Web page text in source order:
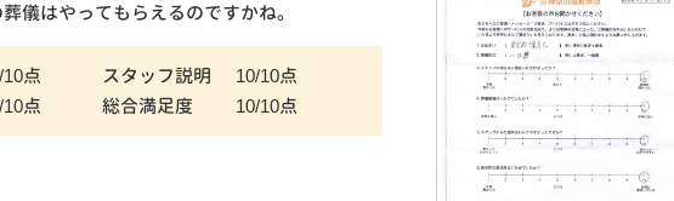
儀はやってもらえるのですかね。
点 スタッフ説明
10/10点
点 総合満足度 10/10点